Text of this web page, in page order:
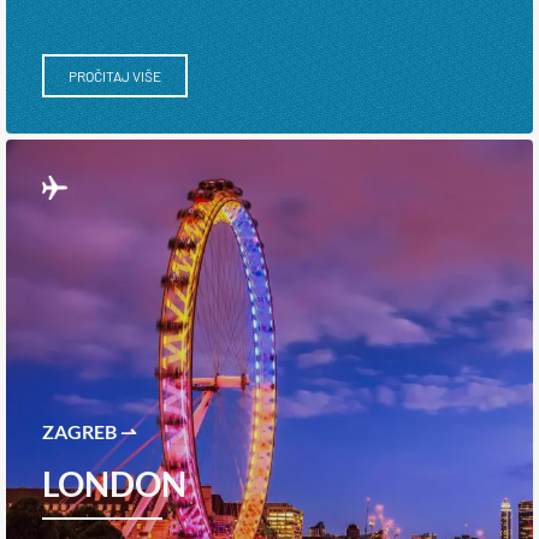
PROČITAJ VIŠE
ZAGREB ⇀
LONDON